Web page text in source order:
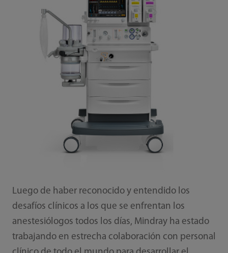
Luego de haber reconocido y entendido los
desafíos clínicos a los que se enfrentan los
anestesiólogos todos los días, Mindray ha estado
trabajando en estrecha colaboración con personal